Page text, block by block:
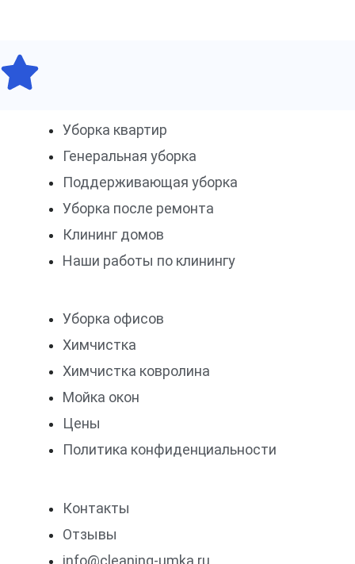
Уборка квартир
Генеральная уборка
Поддерживающая уборка
Уборка после ремонта
Клининг домов
Наши работы по клинингу
Уборка офисов
Химчистка
Химчистка ковролина
Мойка окон
Цены
Политика конфиденциальности
Контакты
Отзывы
info@cleaning-umka.ru